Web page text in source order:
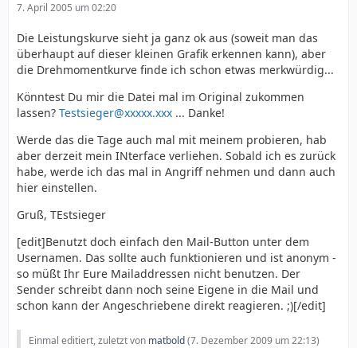
7. April 2005 um 02:20
Die Leistungskurve sieht ja ganz ok aus (soweit man das
überhaupt auf dieser kleinen Grafik erkennen kann), aber
die Drehmomentkurve finde ich schon etwas merkwürdig...
Könntest Du mir die Datei mal im Original zukommen
lassen? Testsieger@xxxxx.xxx ... Danke!
Werde das die Tage auch mal mit meinem probieren, hab
aber derzeit mein INterface verliehen. Sobald ich es zurück
habe, werde ich das mal in Angriff nehmen und dann auch
hier einstellen.
Gruß, TEstsieger
[edit]Benutzt doch einfach den Mail-Button unter dem
Usernamen. Das sollte auch funktionieren und ist anonym -
so müßt Ihr Eure Mailaddressen nicht benutzen. Der
Sender schreibt dann noch seine Eigene in die Mail und
schon kann der Angeschriebene direkt reagieren. ;)[/edit]
Einmal editiert, zuletzt von matbold(7. Dezember 2009 um 22:13)